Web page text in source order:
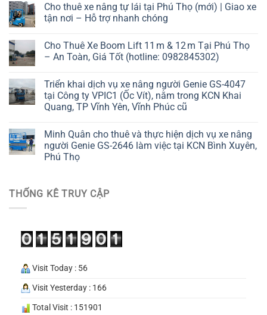
Cho thuê xe nâng tự lái tại Phú Thọ (mới) | Giao xe
tận nơi – Hỗ trợ nhanh chóng
Cho Thuê Xe Boom Lift 11 m & 12 m Tại Phú Thọ
– An Toàn, Giá Tốt (hotline: 0982845302)
Triển khai dịch vụ xe nâng người Genie GS-4047
tại Công ty VPIC1 (Ốc Vít), nằm trong KCN Khai
Quang, TP Vĩnh Yên, Vĩnh Phúc cũ
Minh Quân cho thuê và thực hiện dịch vụ xe nâng
người Genie GS-2646 làm việc tại KCN Bình Xuyên,
Phú Thọ
THỐNG KÊ TRUY CẬP
Visit Today : 56
Visit Yesterday : 166
Total Visit : 151901